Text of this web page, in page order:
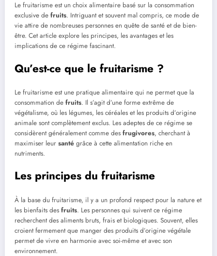
Le fruitarisme est un choix alimentaire basé sur la consommation
exclusive de fruits. Intriguant et souvent mal compris, ce mode de
vie attire de nombreuses personnes en quête de santé et de bien-
être. Cet article explore les principes, les avantages et les
implications de ce régime fascinant.
Qu’est-ce que le fruitarisme ?
Le fruitarisme est une pratique alimentaire qui ne permet que la
consommation de fruits. Il s’agit d’une forme extrême de
végétalisme, où les légumes, les céréales et les produits d’origine
animale sont complètement exclus. Les adeptes de ce régime se
considèrent généralement comme des frugivores, cherchant à
maximiser leur santé grâce à cette alimentation riche en
nutriments.
Les principes du fruitarisme
À la base du fruitarisme, il y a un profond respect pour la nature et
les bienfaits des fruits. Les personnes qui suivent ce régime
recherchent des aliments bruts, frais et biologiques. Souvent, elles
croient fermement que manger des produits d’origine végétale
permet de vivre en harmonie avec soi-même et avec son
environnement.